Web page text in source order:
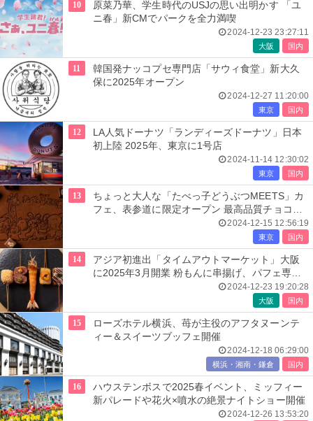
10
原菜乃華、学生時代のUSJの思い出明かす 「ユ
ニ春」新CMでパークを全力満喫
2024-12-23 23:27:11
大阪 国内
11
韓国発ナッコプセ専門店「サウィ食堂」新大久
保に2025年オープン
2024-12-27 11:20:00
東京 国内
12
LA人気ドーナツ「ランディーズドーナツ」日本
初上陸 2025年、東京に1号店
2024-11-14 12:30:02
東京 国内
13
ちょっと大人な「たべっ子どうぶつMEETS」カ
フェ、表参道に限定オープン 最高品質チョコの
ケーキやショコラセットなど
2024-12-15 12:56:19
東京 国内
14
アジア初進出「タイムアウトマーケット」大阪
に2025年3月開業 粉もんに串揚げ、パフェ専門
2024-12-23 19:20:28
大阪 国内
15
ローズホテル横浜、苺が主役のアフタヌーンテ
ィー＆スイーツブッフェ開催
2024-12-18 06:29:00
横浜・湘南・鎌倉 国内
16
ハウステンボスで2025春イベント、ミッフィー
新パレードや花火×噴水の絶景ナイトショー開催
2024-12-26 13:53:20